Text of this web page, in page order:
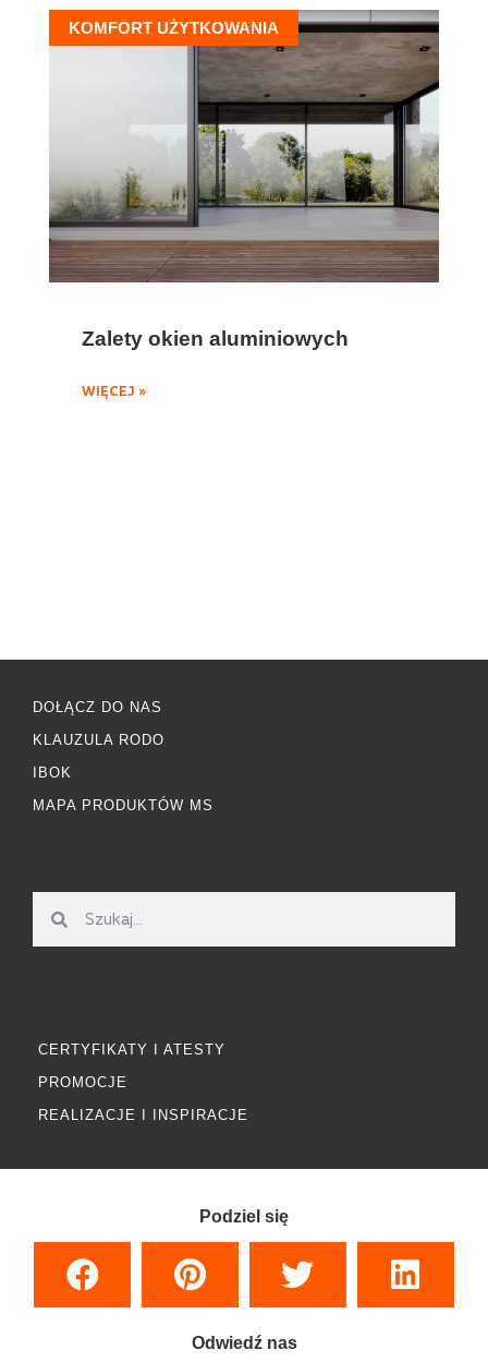
KOMFORT UŻYTKOWANIA
Zalety okien aluminiowych
WIĘCEJ »
DOŁĄCZ DO NAS
KLAUZULA RODO
IBOK
MAPA PRODUKTÓW MS
CERTYFIKATY I ATESTY
PROMOCJE
REALIZACJE I INSPIRACJE
Podziel się
Odwiedź nas